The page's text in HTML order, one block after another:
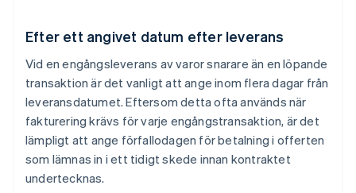
Efter ett angivet datum efter leverans
Vid en engångsleverans av varor snarare än en löpande
transaktion är det vanligt att ange inom flera dagar från
leveransdatumet. Eftersom detta ofta används när
fakturering krävs för varje engångstransaktion, är det
lämpligt att ange förfallodagen för betalning i offerten
som lämnas in i ett tidigt skede innan kontraktet
undertecknas.